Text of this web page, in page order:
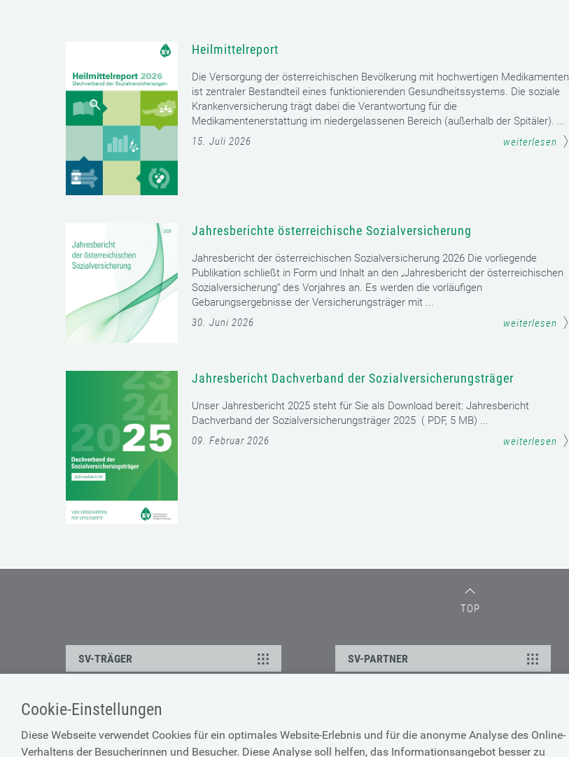
Cookie-Einstellungen
Diese Webseite verwendet Cookies für ein optimales Website-Erlebnis und für die anonyme Analyse des Online-
Verhaltens der Besucherinnen und Besucher. Diese Analyse soll helfen, das Informationsangebot besser zu
Heilmittelreport
Die Versorgung der österreichischen Bevölkerung mit hochwertigen Medikamenten
ist zentraler Bestandteil eines funktionierenden Gesundheitssystems. Die soziale
Krankenversicherung trägt dabei die Verantwortung für die
Medikamentenerstattung im niedergelassenen Bereich (außerhalb der Spitäler). ...
15. Juli 2026
weiterlesen
Jahresberichte österreichische Sozialversicherung
Jahresbericht der österreichischen Sozialversicherung 2026 Die vorliegende
Publikation schließt in Form und Inhalt an den „Jahresbericht der österreichischen
Sozialversicherung“ des Vorjahres an. Es werden die vorläufigen
Gebarungsergebnisse der Versicherungsträger mit ...
30. Juni 2026
weiterlesen
Jahresbericht Dachverband der Sozialversicherungsträger
Unser Jahresbericht 2025 steht für Sie als Download bereit: Jahresbericht
Dachverband der Sozialversicherungsträger 2025 ( PDF, 5 MB) ...
09. Februar 2026
weiterlesen
TOP
SV-TRÄGER SV-PARTNER
ÜBER UNS
Kontakt
Barrierefreiheitserklärung
Cookie-Erklärung